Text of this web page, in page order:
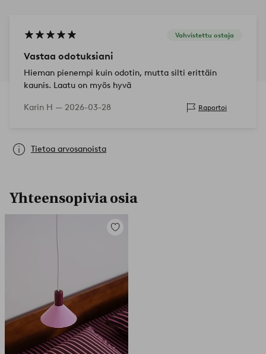
Vahvistettu ostaja
Vastaa odotuksiani
Hieman pienempi kuin odotin, mutta silti erittäin
kaunis. Laatu on myös hyvä
Karin H — 2026-03-28 Raportoi
Tietoa arvosanoista
Yhteensopivia osia
Lisää